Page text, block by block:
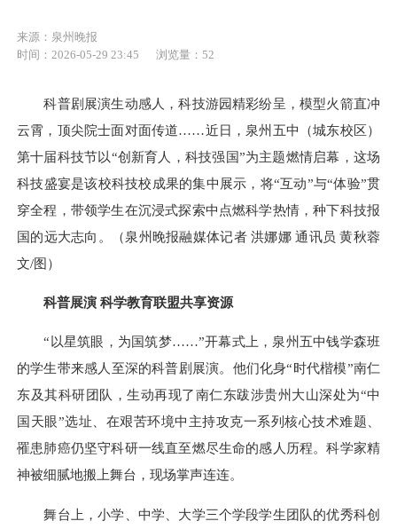
来源：泉州晚报
时间：2026-05-29 23:45
浏览量： 52
科普剧展演生动感人，科技游园精彩纷呈，模型火箭直冲
云霄，顶尖院士面对面传道……近日，泉州五中（城东校区）
第十届科技节以“创新育人，科技强国”为主题燃情启幕，这场
科技盛宴是该校科技校成果的集中展示，将“互动”与“体验”贯
穿全程，带领学生在沉浸式探索中点燃科学热情，种下科技报
国的远大志向。（泉州晚报融媒体记者 洪娜娜 通讯员 黄秋蓉
文/图）
科普展演 科学教育联盟共享资源
“以星筑眼，为国筑梦……”开幕式上，泉州五中钱学森班
的学生带来感人至深的科普剧展演。他们化身“时代楷模”南仁
东及其科研团队，生动再现了南仁东跋涉贵州大山深处为“中
国天眼”选址、在艰苦环境中主持攻克一系列核心技术难题、
罹患肺癌仍坚守科研一线直至燃尽生命的感人历程。科学家精
神被细腻地搬上舞台，现场掌声连连。
舞台上，小学、中学、大学三个学段学生团队的优秀科创